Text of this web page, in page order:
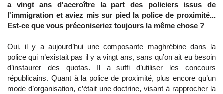
a vingt ans d'accroître la part des policiers issus de
l'immigration et aviez mis sur pied la police de proximité...
Est-ce que vous préconiseriez toujours la même chose ?
Oui, il y a aujourd’hui une composante maghrébine dans la
police qui n’existait pas il y a vingt ans, sans qu’on ait eu besoin
d’instaurer des quotas. Il a suffi d’utiliser les concours
républicains. Quant à la police de proximité, plus encore qu’un
mode d’organisation, c’était une doctrine, visant à rapprocher la